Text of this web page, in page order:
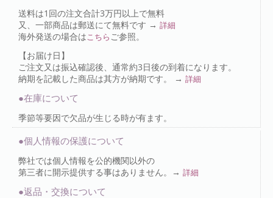
送料は1回の注文合計3万円以上で無料
又、一部商品は郵送にて無料です → 詳細
海外発送の場合はこちら ご参照。
【お届け日】
ご注文又は振込確認後、通常約3日後の到着になります。
納期を記載した商品は其方が納期です。 → 詳細
●在庫について
季節等要因で欠品が生じる時が有ます。
●個人情報の保護について
弊社では個人情報を公的機関以外の
第三者に開示提供する事はありません。→ 詳細
●返品・交換について